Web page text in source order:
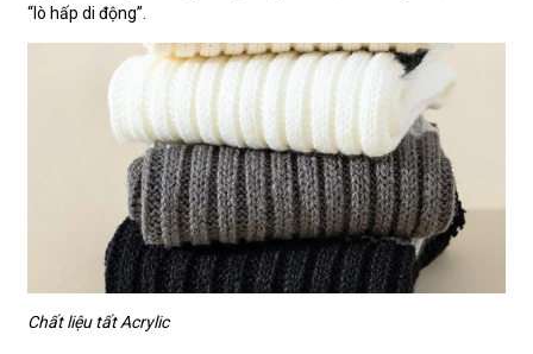
“lò hấp di động”.
Chất liệu tất Acrylic